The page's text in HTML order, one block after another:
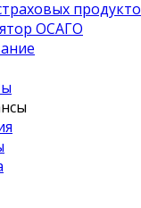
ОСАГО